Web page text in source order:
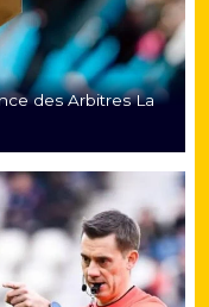
des Arbitres La